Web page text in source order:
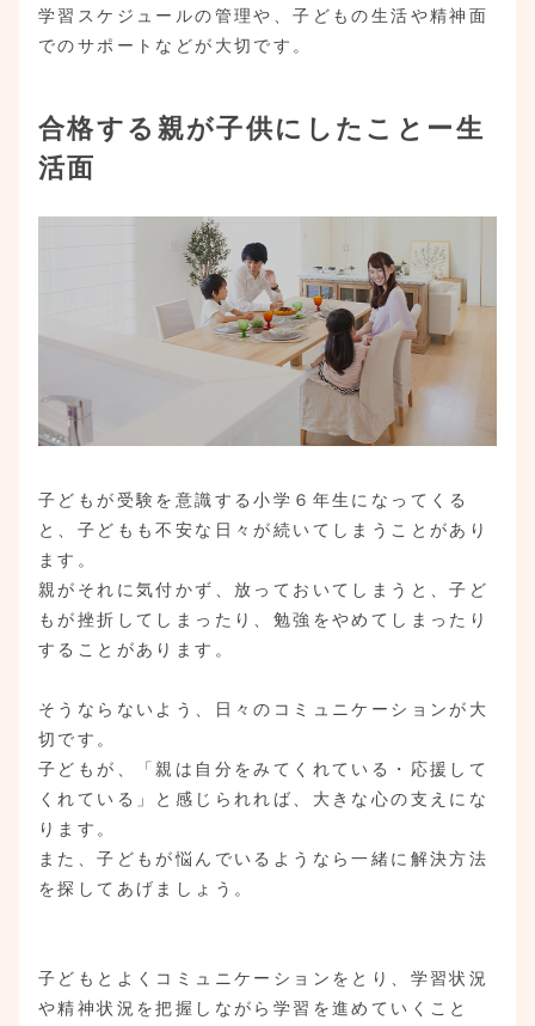
学習スケジュールの管理や、子どもの生活や精神面
でのサポートなどが大切です。
合格する親が子供にしたことー生
活面
子どもが受験を意識する小学６年生になってくる
と、子どもも不安な日々が続いてしまうことがあり
ます。
親がそれに気付かず、放っておいてしまうと、子ど
もが挫折してしまったり、勉強をやめてしまったり
することがあります。
そうならないよう、日々のコミュニケーションが大
切です。
子どもが、「親は自分をみてくれている・応援して
くれている」と感じられれば、大きな心の支えにな
ります。
また、子どもが悩んでいるようなら一緒に解決方法
を探してあげましょう。
子どもとよくコミュニケーションをとり、学習状況
や精神状況を把握しながら学習を進めていくこと